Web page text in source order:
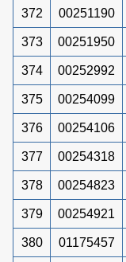
372 00251190
373 00251950
374 00252992
375 00254099
376 00254106
377 00254318
378 00254823
379 00254921
380 01175457